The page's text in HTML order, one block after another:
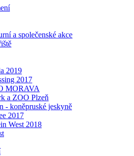
a společenské akce
2019
2017
MORAVA
a ZOO Plzeň
- koněpruské jeskyně
2017
West 2018